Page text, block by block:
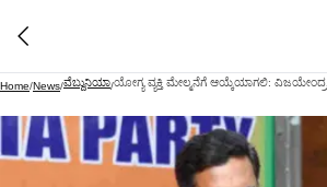
Home/News/ವೆಬ್ದುನಿಯಾ/ಯೋಗ್ಯ ವ್ಯಕ್ತಿ ಮೇಲ್ಮನೆಗೆ ಆಯ್ಕೆಯಾಗಲಿ: ವಿಜಯೇಂದ್ರ